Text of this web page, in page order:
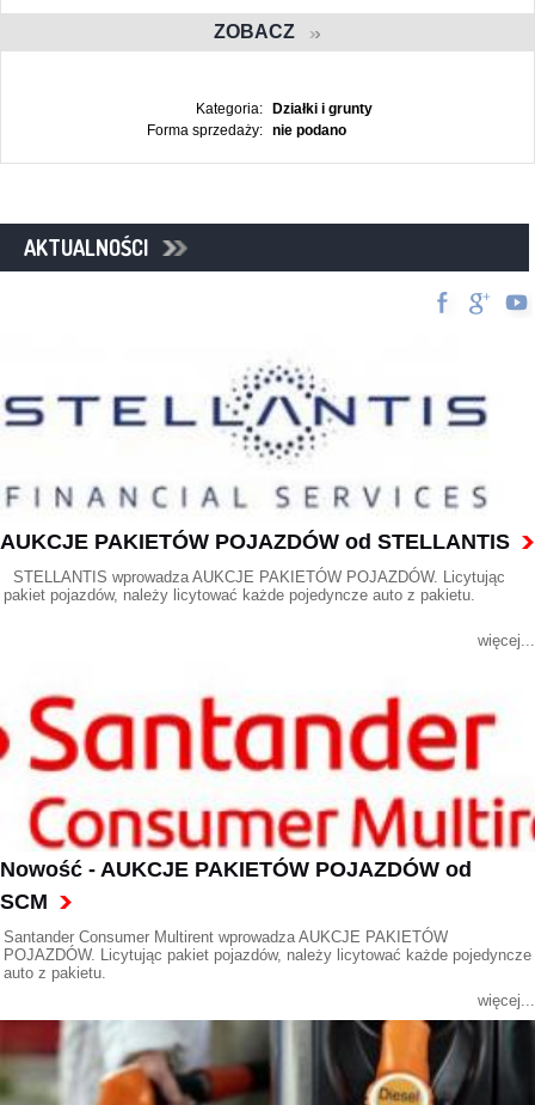
ZOBACZ
Kategoria:
Działki i grunty
Forma sprzedaży:
nie podano
AKTUALNOŚCI
AUKCJE PAKIETÓW POJAZDÓW od STELLANTIS
STELLANTIS wprowadza AUKCJE PAKIETÓW POJAZDÓW. Licytując
pakiet pojazdów, należy licytować każde pojedyncze auto z pakietu.
więcej...
Nowość - AUKCJE PAKIETÓW POJAZDÓW od
SCM
Santander Consumer Multirent wprowadza AUKCJE PAKIETÓW
POJAZDÓW. Licytując pakiet pojazdów, należy licytować każde pojedyncze
auto z pakietu.
więcej...